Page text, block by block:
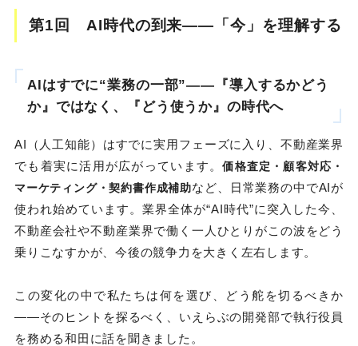
第1回 AI時代の到来――「今」を理解する
AIはすでに“業務の一部”――『導入するかどう
か』ではなく、『どう使うか』の時代へ
AI（人工知能）はすでに実用フェーズに入り、不動産業界
でも着実に活用が広がっています。価格査定・顧客対応・
マーケティング・契約書作成補助など、日常業務の中でAIが
使われ始めています。業界全体が“AI時代”に突入した今、
不動産会社や不動産業界で働く一人ひとりがこの波をどう
乗りこなすかが、今後の競争力を大きく左右します。
この変化の中で私たちは何を選び、どう舵を切るべきか
――そのヒントを探るべく、いえらぶの開発部で執行役員
を務める和田に話を聞きました。